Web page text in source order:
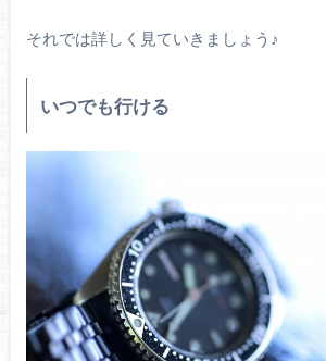
それでは詳しく見ていきましょう♪
いつでも行ける